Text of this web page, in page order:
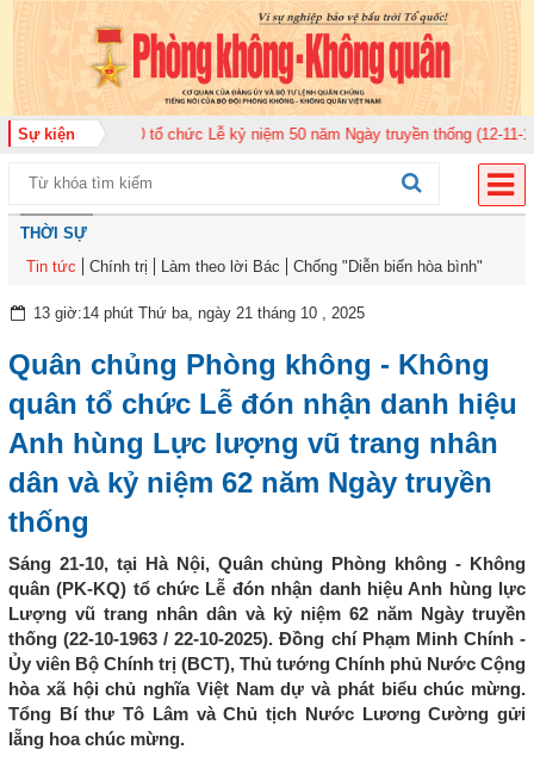
Sự kiện
920 tổ chức Lễ kỷ niệm 50 năm Ngày truyền thống (12-11-1975/12-11-
THỜI SỰ
Tin tức
Chính trị Làm theo lời Bác Chống "Diễn biến hòa bình"
13 giờ:14 phút Thứ ba, ngày 21 tháng 10 , 2025
Quân chủng Phòng không - Không
quân tổ chức Lễ đón nhận danh hiệu
Anh hùng Lực lượng vũ trang nhân
dân và kỷ niệm 62 năm Ngày truyền
thống
Sáng 21-10, tại Hà Nội, Quân chủng Phòng không - Không
quân (PK-KQ) tổ chức Lễ đón nhận danh hiệu Anh hùng lực
Lượng vũ trang nhân dân và kỷ niệm 62 năm Ngày truyền
thống (22-10-1963 / 22-10-2025). Đồng chí Phạm Minh Chính -
Ủy viên Bộ Chính trị (BCT), Thủ tướng Chính phủ Nước Cộng
hòa xã hội chủ nghĩa Việt Nam dự và phát biểu chúc mừng.
Tổng Bí thư Tô Lâm và Chủ tịch Nước Lương Cường gửi
lẵng hoa chúc mừng.